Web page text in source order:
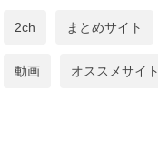
2ch まとめサイト
動画 オススメサイト